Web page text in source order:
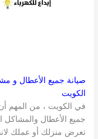
صيانة جميع الأعطال و
الكويت
في الكويت ، من المهم
جميع الأعطال والمشاكل
تعرض منزلك أو عملك